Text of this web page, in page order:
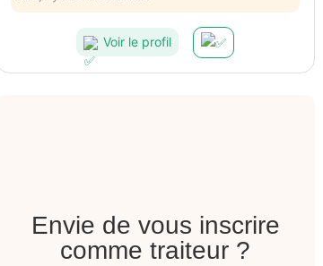
Voir le profil
Envie de vous inscrire
comme traiteur ?